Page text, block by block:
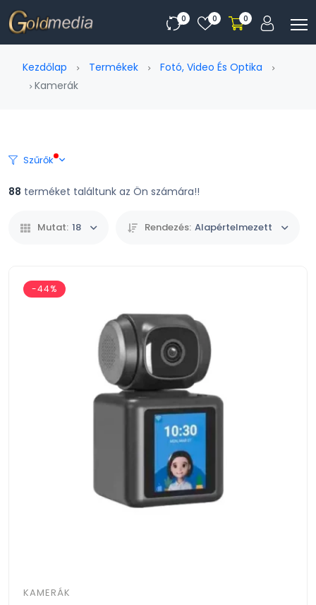
0 0 0
Kezdőlap Termékek
Fotó, Video És Optika
Kamerák
Szűrők
88 terméket találtunk az Ön számára!!
Mutat: 18 Rendezés: Alapértelmezett
-44%
KAMERÁK